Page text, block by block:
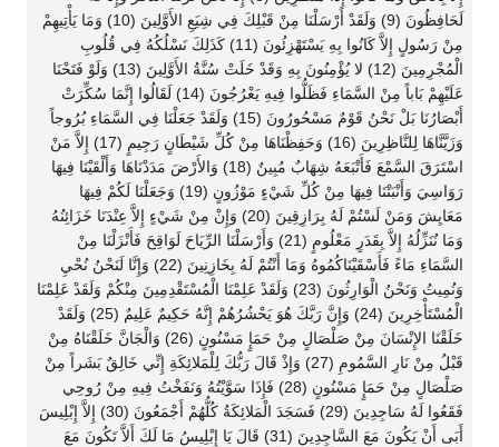
لَحَافِظُونَ (9) وَلَقَدْ أَرْسَلْنَا مِنْ قَبْلِكَ فِي شِيَعِ الأَوَّلِينَ (10) وَمَا يَأْتِيهِمْ
مِنْ رَسُولٍ إِلاَّ كَانُوا بِهِ يَسْتَهْزِئُونَ (11) كَذَلِكَ نَسْلُكُهُ فِي قُلُوبِ
الْمُجْرِمِينَ (12) لا يُؤْمِنُونَ بِهِ وَقَدْ خَلَتْ سُنَّةُ الأَوَّلِينَ (13) وَلَوْ فَتَحْنَا
عَلَيْهِمْ بَاباً مِنْ السَّمَاءِ فَظَلُّوا فِيهِ يَعْرُجُونَ (14) لَقَالُوا إِنَّمَا سُكِّرَتْ
أَبْصَارُنَا بَلْ نَحْنُ قَوْمٌ مَسْحُورُونَ (15) وَلَقَدْ جَعَلْنَا فِي السَّمَاءِ بُرُوجاً
وَزَيَّنَّاهَا لِلنَّاظِرِينَ (16) وَحَفِظْنَاهَا مِنْ كُلِّ شَيْطَانٍ رَجِيمٍ (17) إِلاَّ مَنْ
اسْتَرَقَ السَّمْعَ فَأَتْبَعَهُ شِهَابٌ مُبِينٌ (18) وَالأَرْضَ مَدَدْنَاهَا وَأَلْقَيْنَا فِيهَا
رَوَاسِيَ وَأَنْبَتْنَا فِيهَا مِنْ كُلِّ شَيْءٍ مَوْزُونٍ (19) وَجَعَلْنَا لَكُمْ فِيهَا
مَعَايِشَ وَمَنْ لَسْتُمْ لَهُ بِرَازِقِينَ (20) وَإِنْ مِنْ شَيْءٍ إِلاَّ عِنْدَنَا خَزَائِنُهُ
وَمَا نُنَزِّلُهُ إِلاَّ بِقَدَرٍ مَعْلُومٍ (21) وَأَرْسَلْنَا الرِّيَاحَ لَوَاقِحَ فَأَنْزَلْنَا مِنْ
السَّمَاءِ مَاءً فَأَسْقَيْنَاكُمُوهُ وَمَا أَنْتُمْ لَهُ بِخَازِنِينَ (22) وَإِنَّا لَنَحْنُ نُحْيِ
وَنُمِيتُ وَنَحْنُ الْوَارِثُونَ (23) وَلَقَدْ عَلِمْنَا الْمُسْتَقْدِمِينَ مِنْكُمْ وَلَقَدْ عَلِمْنَا
الْمُسْتَأْخِرِينَ (24) وَإِنَّ رَبَّكَ هُوَ يَحْشُرُهُمْ إِنَّهُ حَكِيمٌ عَلِيمٌ (25) وَلَقَدْ
خَلَقْنَا الإِنْسَانَ مِنْ صَلْصَالٍ مِنْ حَمَإٍ مَسْنُونٍ (26) وَالْجَانَّ خَلَقْنَاهُ مِنْ
قَبْلُ مِنْ نَارِ السَّمُومِ (27) وَإِذْ قَالَ رَبُّكَ لِلْمَلائِكَةِ إِنِّي خَالِقٌ بَشَراً مِنْ
صَلْصَالٍ مِنْ حَمَإٍ مَسْنُونٍ (28) فَإِذَا سَوَّيْتُهُ وَنَفَخْتُ فِيهِ مِنْ رُوحِي
فَقَعُوا لَهُ سَاجِدِينَ (29) فَسَجَدَ الْمَلائِكَةُ كُلُّهُمْ أَجْمَعُونَ (30) إِلاَّ إِبْلِيسَ
أَبَى أَنْ يَكُونَ مَعَ السَّاجِدِينَ (31) قَالَ يَا إِبْلِيسُ مَا لَكَ أَلاَّ تَكُونَ مَعَ